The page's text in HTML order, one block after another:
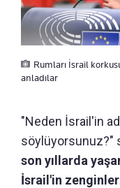
Rumları İsrail
anladılar
"Neden İsrail'in
söylüyorsunuz?"
son yıllarda
İsrail'in